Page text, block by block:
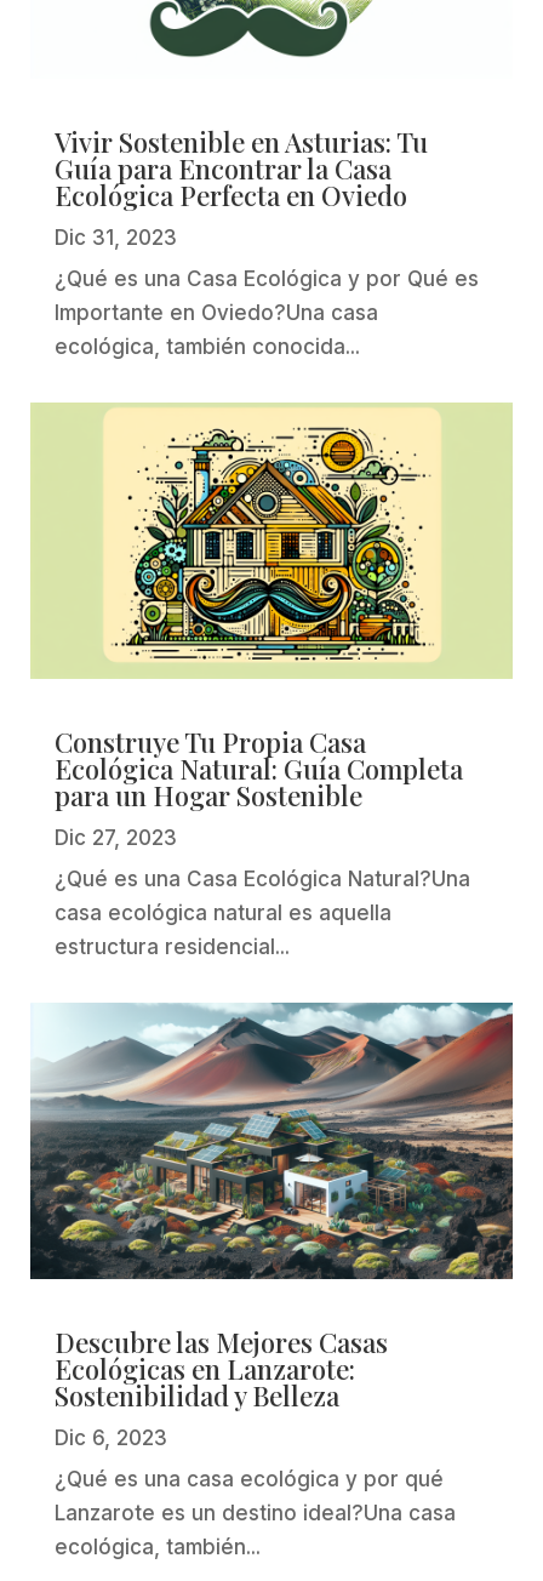
Vivir Sostenible en Asturias: Tu
Guía para Encontrar la Casa
Ecológica Perfecta en Oviedo
Dic 31, 2023
¿Qué es una Casa Ecológica y por Qué es
Importante en Oviedo?Una casa
ecológica, también conocida...
Construye Tu Propia Casa
Ecológica Natural: Guía Completa
para un Hogar Sostenible
Dic 27, 2023
¿Qué es una Casa Ecológica Natural?Una
casa ecológica natural es aquella
estructura residencial...
Descubre las Mejores Casas
Ecológicas en Lanzarote:
Sostenibilidad y Belleza
Dic 6, 2023
¿Qué es una casa ecológica y por qué
Lanzarote es un destino ideal?Una casa
ecológica, también...